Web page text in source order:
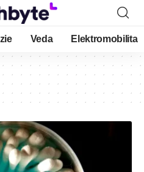
Veda Elektromobilita